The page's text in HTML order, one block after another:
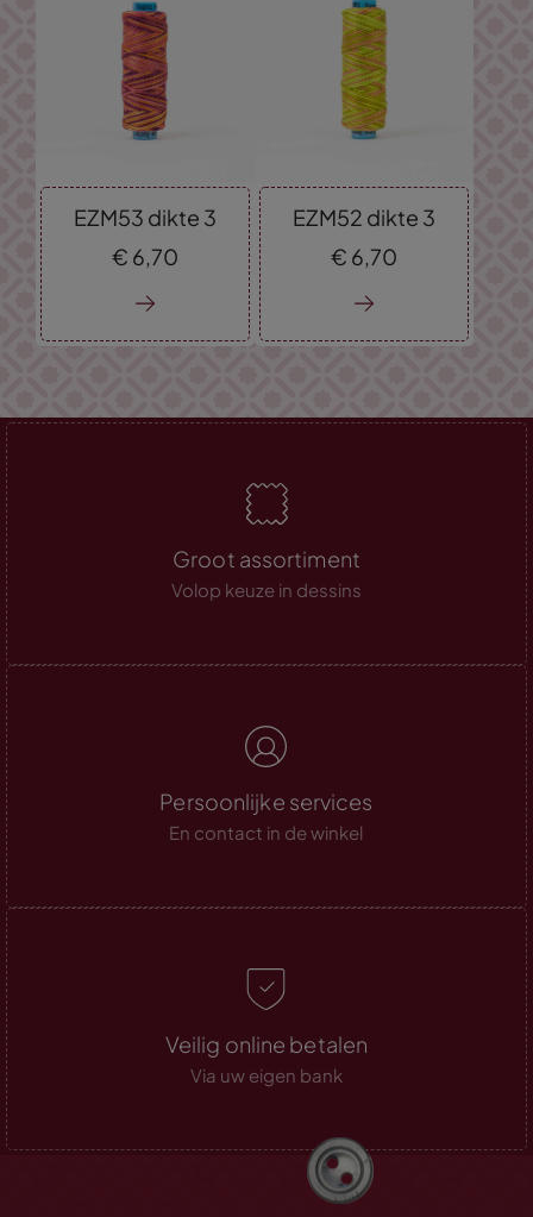
EZM53 dikte 3
€ 6, 70
EZM52 dikte 3
€ 6, 70
Groot assortiment
Volop keuze in dessins
Persoonlijke services
En contact in de winkel
Veilig online betalen
Via uw eigen bank